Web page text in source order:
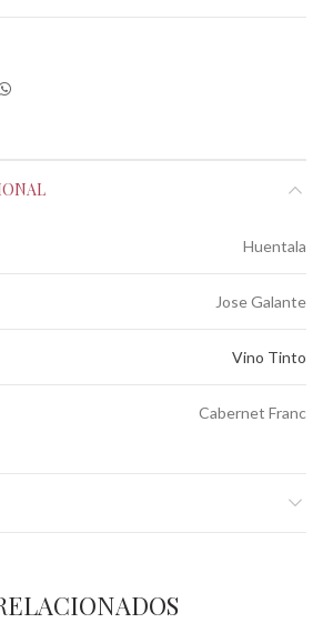
Huentala
Jose Galante
Vino Tinto
Cabernet Franc